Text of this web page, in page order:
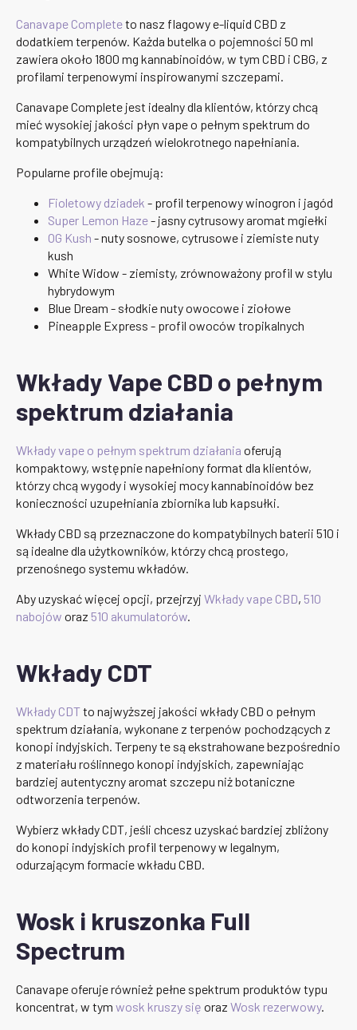
Canavape Completeto nasz flagowy e-liquid CBD z
dodatkiem terpenów. Każda butelka o pojemności 50 ml
zawiera około 1800 mg kannabinoidów, w tym CBD i CBG, z
profilami terpenowymi inspirowanymi szczepami.
Canavape Complete jest idealny dla klientów, którzy chcą
mieć wysokiej jakości płyn vape o pełnym spektrum do
kompatybilnych urządzeń wielokrotnego napełniania.
Popularne profile obejmują:
Fioletowy dziadek - profil terpenowy winogron i jagód
Super Lemon Haze- jasny cytrusowy aromat mgiełki
OG Kush - nuty sosnowe, cytrusowe i ziemiste nuty
kush
White Widow - ziemisty, zrównoważony profil w stylu
hybrydowym
Blue Dream - słodkie nuty owocowe i ziołowe
Pineapple Express - profil owoców tropikalnych
Wkłady Vape CBD o pełnym
spektrum działania
Wkłady vape o pełnym spektrum działania oferują
kompaktowy, wstępnie napełniony format dla klientów,
którzy chcą wygody i wysokiej mocy kannabinoidów bez
konieczności uzupełniania zbiornika lub kapsułki.
Wkłady CBD są przeznaczone do kompatybilnych baterii 510 i
są idealne dla użytkowników, którzy chcą prostego,
przenośnego systemu wkładów.
Aby uzyskać więcej opcji, przejrzyj Wkłady vape CBD, 510
nabojów oraz 510 akumulatorów.
Wkłady CDT
Wkłady CDTto najwyższej jakości wkłady CBD o pełnym
spektrum działania, wykonane z terpenów pochodzących z
konopi indyjskich. Terpeny te są ekstrahowane bezpośrednio
z materiału roślinnego konopi indyjskich, zapewniając
bardziej autentyczny aromat szczepu niż botaniczne
odtworzenia terpenów.
Wybierz wkłady CDT, jeśli chcesz uzyskać bardziej zbliżony
do konopi indyjskich profil terpenowy w legalnym,
odurzającym formacie wkładu CBD.
Wosk i kruszonka Full
Spectrum
Canavape oferuje również pełne spektrum produktów typu
koncentrat, w tym wosk kruszy się oraz Wosk rezerwowy.